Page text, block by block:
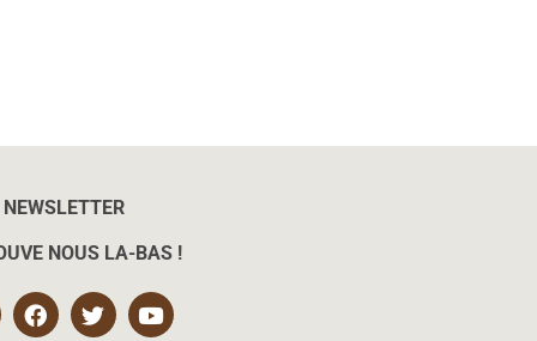
NEWSLETTER
NOUS LA-BAS !